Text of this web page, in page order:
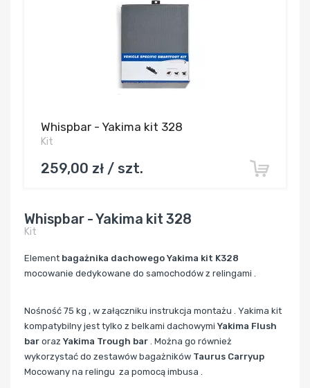
Whispbar - Yakima kit 328
Kit
259,00 zł / szt.
Whispbar - Yakima kit 328
Kit
Element bagażnika dachowego Yakima kit K328
mocowanie dedykowane do samochodów z relingami .
Nośność 75 kg , w załączniku instrukcja montażu . Yakima kit
kompatybilny jest tylko z belkami dachowymi Yakima Flush
bar oraz Yakima Trough bar . Można go również
wykorzystać do zestawów bagażników Taurus Carryup
Mocowany na relingu za pomocą imbusa .